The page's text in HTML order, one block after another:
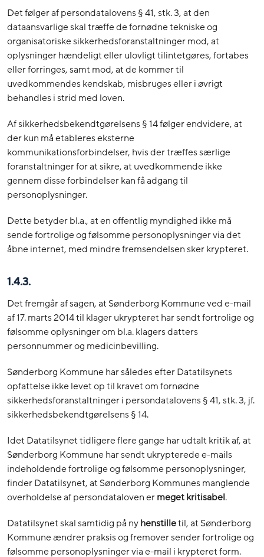
Det følger af persondatalovens § 41, stk. 3, at den
dataansvarlige skal træffe de fornødne tekniske og
organisatoriske sikkerhedsforanstaltninger mod, at
oplysninger hændeligt eller ulovligt tilintetgøres, fortabes
eller forringes, samt mod, at de kommer til
uvedkommendes kendskab, misbruges eller i øvrigt
behandles i strid med loven.
Af sikkerhedsbekendtgørelsens § 14 følger endvidere, at
der kun må etableres eksterne
kommunikationsforbindelser, hvis der træffes særlige
foranstaltninger for at sikre, at uvedkommende ikke
gennem disse forbindelser kan få adgang til
personoplysninger.
Dette betyder bl.a., at en offentlig myndighed ikke må
sende fortrolige og følsomme personoplysninger via det
åbne internet, med mindre fremsendelsen sker krypteret.
1.4.3.
Det fremgår af sagen, at Sønderborg Kommune ved e-mail
af 17. marts 2014 til klager ukrypteret har sendt fortrolige og
følsomme oplysninger om bl.a. klagers datters
personnummer og medicinbevilling.
Sønderborg Kommune har således efter Datatilsynets
opfattelse ikke levet op til kravet om fornødne
sikkerhedsforanstaltninger i persondatalovens § 41, stk. 3, jf.
sikkerhedsbekendtgørelsens § 14.
Idet Datatilsynet tidligere flere gange har udtalt kritik af, at
Sønderborg Kommune har sendt ukrypterede e-mails
indeholdende fortrolige og følsomme personoplysninger,
finder Datatilsynet, at Sønderborg Kommunes manglende
overholdelse af persondataloven ermeget kritisabel.
Datatilsynet skal samtidig på nyhenstilletil, at Sønderborg
Kommune ændrer praksis og fremover sender fortrolige og
følsomme personoplysninger via e-mail i krypteret form.